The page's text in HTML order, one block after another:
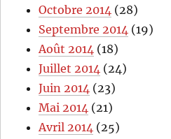
Octobre 2014 (28)
Septembre 2014 (19)
Août 2014 (18)
Juillet 2014 (24)
Juin 2014 (23)
Mai 2014 (21)
Avril 2014 (25)